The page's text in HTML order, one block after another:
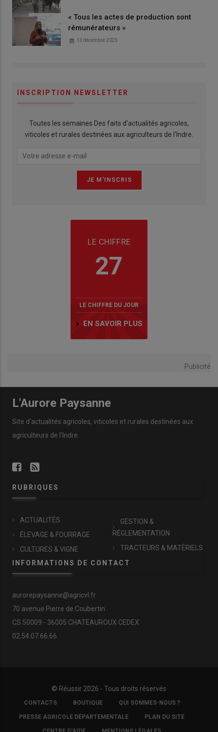
« Tous les actes de production sont
rémunérateurs »
13 décembre 2025
INSCRIPTION NEWSLETTER
Toutes les semaines Des faits d'actualités agricoles,
viticoles et rurales destinées aux agriculteurs de l'Indre.
LE CHIFFRE
27
LE CHIFFRE DU JOUR
EN SAVOIR PLUS
Publicité
L'Aurore Paysanne
Site d'actualités agricoles, viticoles et rurales destinées aux
agriculteurs de l'Indre.
RUBRIQUES
ACTUALITÉS
ÉLEVAGE & FOURRAGE
CULTURES & VIGNE
GESTION &
RÉGLEMENTATION
TRACTEURS & MATÉRIELS
INFORMATIONS DE CONTACT
aurorepaysanne@agricvl.fr
70 avenue Pierre de Coubertin
CS 50009 - 36005 CHATEAUROUX CEDEX
02.54.07.66.66
© Réussir 2026 - Tous droits réservés
FOOTER
COPYRIGHT
CONTACTS BOUTIQUE QUI SOMMES-NOUS ?
PRESSE AGRICOLE DÉPARTEMENTALE PLAN DU SITE